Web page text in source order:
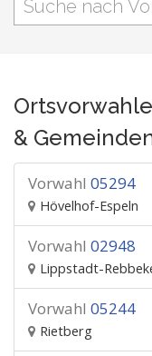
&
Vorwahl 05294
Hövelhof-Espeln
Vorwahl 02948
Lippstadt-
Vorwahl 05244
Rietberg